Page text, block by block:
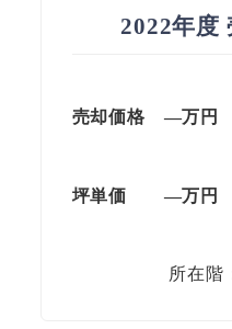
2022年度
売却価格 —万
坪単価 —万円
所在